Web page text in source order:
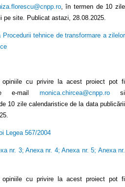
, în termen de 10 zile
pe site. Publicat astazi, 28.08.2025.
Procedurii tehnice de transformare a zilelor
cu privire la acest proiect pot fi
e-mail monica.chircea@cnpp.rosi
10 zile calendaristice de la data publicării
Legea 567/2004
nr. 3;Anexa nr. 4;Anexa nr. 5; Anexa nr.
cu privire la acest proiect pot fi